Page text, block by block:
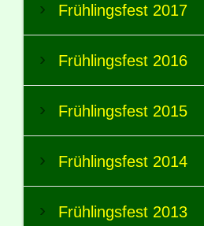
Frühlingsfest 2017
Frühlingsfest 2016
Frühlingsfest 2015
Frühlingsfest 2014
Frühlingsfest 2013